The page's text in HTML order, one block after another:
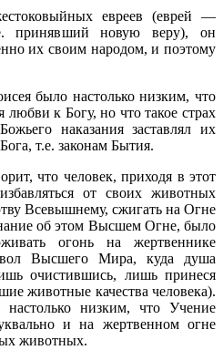
евреев (еврей —
принявший новую веру), он
их своим народом, и поэтому
было настолько низким, что
к Богу, но что такое страх
наказания заставлял их
т.е. законам Бытия.
что человек, приходя в этот
от своих животных
Всевышнему, сжигать на Огне
об этом Высшем Огне, было
огонь на жертвеннике
Высшего Мира, куда душа
очистившись, лишь принеся
животные качества человека).
низким, что Учение
и на жертвенном огне
животных.